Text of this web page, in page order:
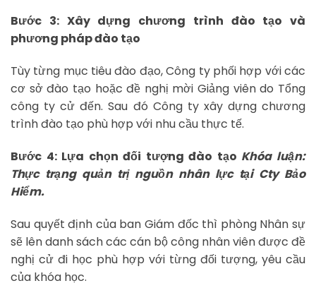
Bước 3: Xây dựng chương trình đào tạo và
phương pháp đào tạo
Tùy từng mục tiêu đào đạo, Công ty phối hợp với các
cơ sở đào tạo hoặc đề nghị mời Giảng viên do Tổng
công ty cử đến. Sau đó Công ty xây dựng chương
trình đào tạo phù hợp với nhu cầu thực tế.
Bước 4: Lựa chọn đối tượng đào tạo Khóa luận:
Thực trạng quản trị nguồn nhân lực tại Cty Bảo
Hiểm.
Sau quyết định của ban Giám đốc thì phòng Nhân sự
sẽ lên danh sách các cán bộ công nhân viên được đề
nghị cử đi học phù hợp với từng đối tượng, yêu cầu
của khóa học.